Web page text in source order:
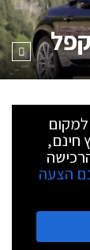
חינם,
הצעה